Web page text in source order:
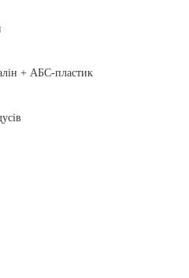
+ АБС-пластик